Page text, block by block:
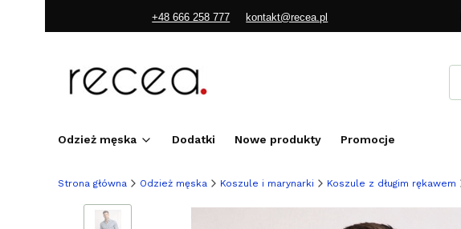
+48 666 258 777 kontakt@recea.pl
Odzież męska Dodatki Nowe produkty Promocje
Strona główna Odzież męska Koszule i marynarki Koszule z długim rękawem